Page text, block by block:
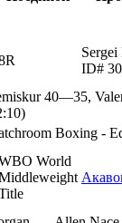
ID#
40—35,
Boxing -
World